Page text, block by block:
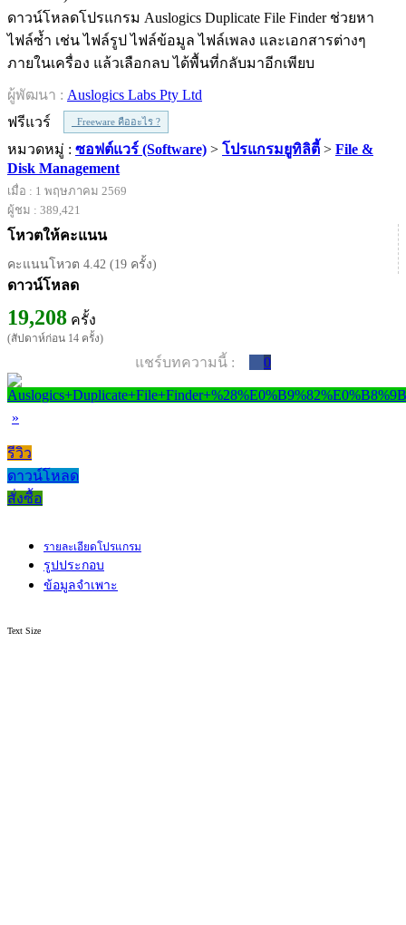
ดาวน์โหลดโปรแกรม Auslogics Duplicate File Finder ช่วยหา
ไฟล์ซ้ำ เช่น ไฟล์รูป ไฟล์ข้อมูล ไฟล์เพลง และเอกสารต่างๆ
ภายในเครื่อง แล้วเลือกลบ ได้พื้นที่กลับมาอีกเพียบ
ผู้พัฒนา : Auslogics Labs Pty Ltd
ฟรีแวร์
Freeware คืออะไร ?
หมวดหมู่ : ซอฟต์แวร์ (Software) > โปรแกรมยูทิลิตี้ > File &
Disk Management
เมื่อ : 1 พฤษภาคม 2569
ผู้ชม : 389,421
โหวตให้คะแนน
คะแนนโหวต 4.42 (19 ครั้ง)
ดาวน์โหลด
19,208 ครั้ง
(สัปดาห์ก่อน 14 ครั้ง)
แชร์บทความนี้ : 0
»
รีวิว
ดาวน์โหลด
สั่งซื้อ
รายละเอียดโปรแกรม
รูปประกอบ
ข้อมูลจำเพาะ
Text Size